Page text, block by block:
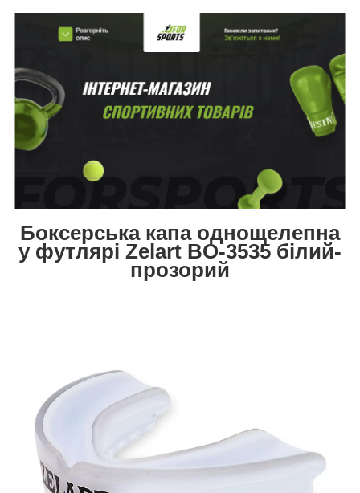
Боксерська капа однощелепна
у футлярі Zelart BO-3535 білий-
прозорий